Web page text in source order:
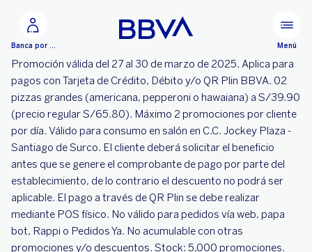
Banca por Internet Menú
Promoción válida del 27 al 30 de marzo de 2025. Aplica para
pagos con Tarjeta de Crédito, Débito y/o QR Plin BBVA. 02
pizzas grandes (americana, pepperoni o hawaiana) a S/39.90
(precio regular S/65.80). Máximo 2 promociones por cliente
por día. Válido para consumo en salón en C.C. Jockey Plaza -
Santiago de Surco. El cliente deberá solicitar el beneficio
antes que se genere el comprobante de pago por parte del
establecimiento, de lo contrario el descuento no podrá ser
aplicable. El pago a través de QR Plin se debe realizar
mediante POS físico. No válido para pedidos vía web, papa
bot, Rappi o Pedidos Ya. No acumulable con otras
promociones y/o descuentos. Stock: 5,000 promociones.